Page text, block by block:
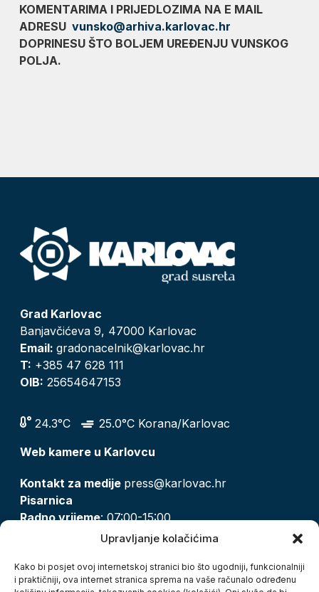
Upravljanje kolačićima
Kako bi posjet ovoj internetskoj stranici bio što ugodniji, funkcionalniji
i praktičniji, ova internet stranica sprema na vaše računalo određenu
KOMENTARIMA I PRIJEDLOZIMA NA E MAIL
ADRESUvunsko@arhiva.karlovac.hr
DOPRINESU ŠTO BOLJEM UREĐENJU VUNSKOG
POLJA.
Grad Karlovac
Banjavčićeva 9, 47000 Karlovac
Email: gradonacelnik@karlovac.hr
T: +385 47 628 111
OIB: 25654647153
24.3°C
25.0°C Korana/Karlovac
Web kamere u Karlovcu
Kontakt za medije press@karlovac.hr
Pisarnica
Radno vrijeme: 07:00-15:00
pisarnica@karlovac.hr